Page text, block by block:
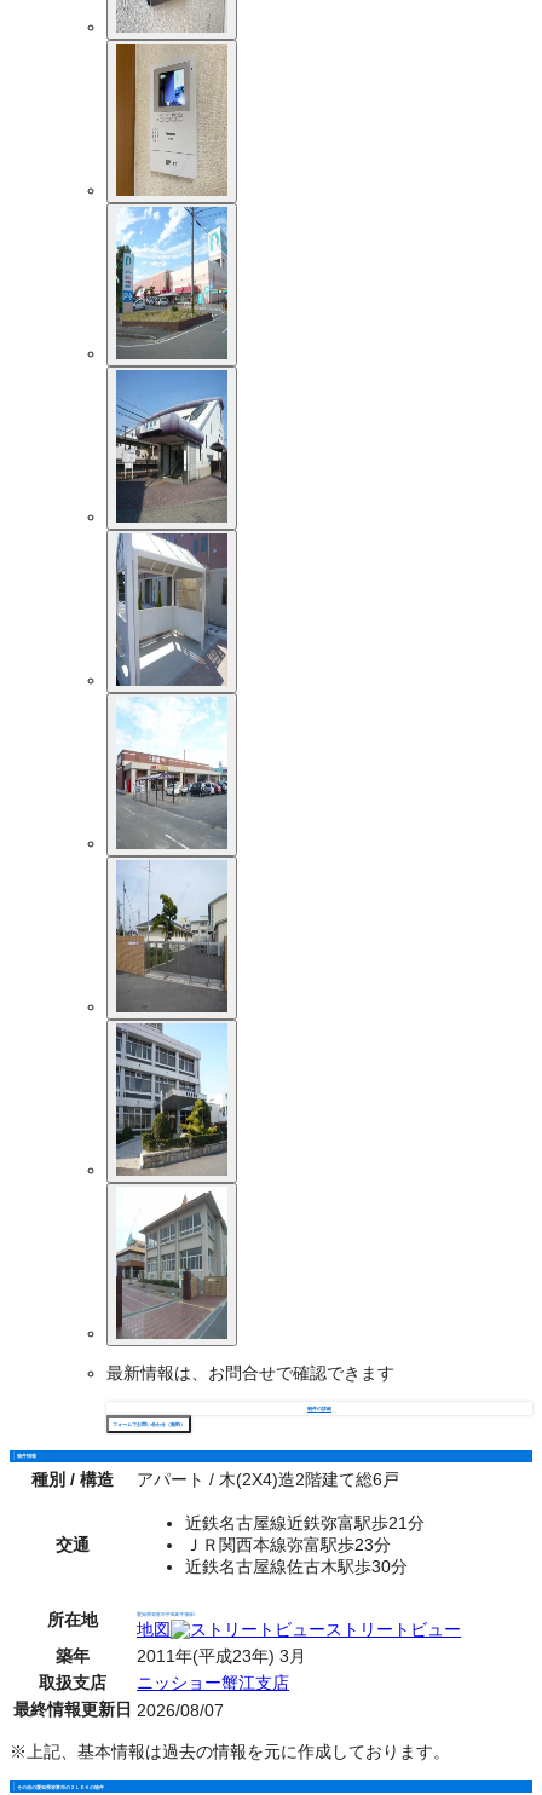
最新情報は、お問合せで確認できます
物件の詳細
フォームでお問い合わせ（無料）
物件情報
種別 / 構造 アパート / 木(2X4)造2階建て総6戸
交通
近鉄名古屋線近鉄弥富駅歩21分
ＪＲ関西本線弥富駅歩23分
近鉄名古屋線佐古木駅歩30分
所在地 愛知県弥富市平島町中新田
地図
ストリートビュー
築年
2011年(平成23年) 3月
取扱支店
ニッショー蟹江支店
最終情報更新日 2026/08/07
※上記、基本情報は過去の情報を元に作成しております。
その他の愛知県弥富市の２ＬＤＫの物件